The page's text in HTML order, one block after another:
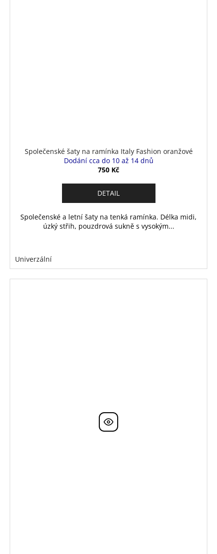
Společenské šaty na ramínka Italy Fashion oranžové
Dodání cca do 10 až 14 dnů
750 Kč
DETAIL
Společenské a letní šaty na tenká ramínka. Délka midi,
úzký střih, pouzdrová sukně s vysokým...
Univerzální